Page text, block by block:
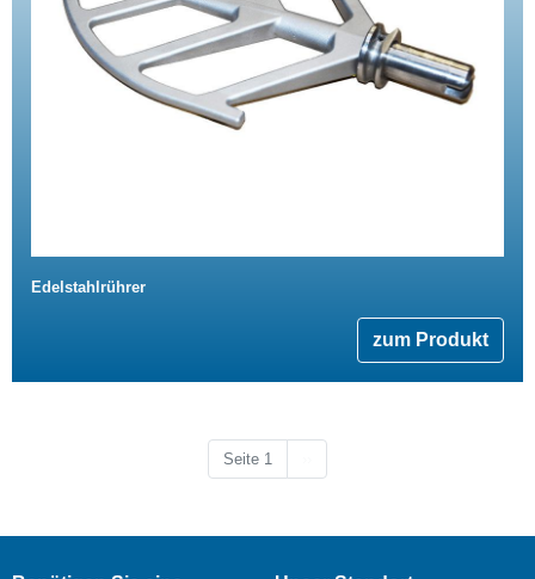
Edelstahlrührer
zum Produkt
Seite 1